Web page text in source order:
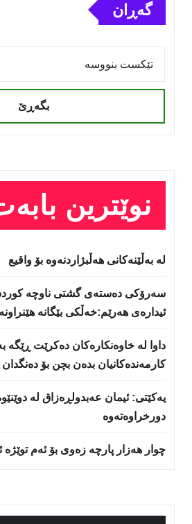
گەڕان
بگەڕێ
نوێترین
لە بەڵێنەکانی هەڵبژاردنەوە بۆ واقیع
سه‌رۆكی دەستەی گشتی ناوچە
ئیدارەی هەرێم:خه‌ڵكی بێگانه‌
داوا لە خاوەنکارەکان دەکرێت ڕێگە
کارمەندەکانیان بدەن بچن بۆ دەنگدان
یه‌كێتی: ئیمان عه‌بدولڕه‌زاق له‌
دورخراوه‌ته‌وه‌
چوار هەزار پارچە زەوی بۆ ئەم توێژە